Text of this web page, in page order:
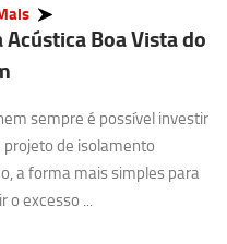
Boa Vista do
sempre é possível investir
de isolamento
a forma mais simples para
o excesso ...